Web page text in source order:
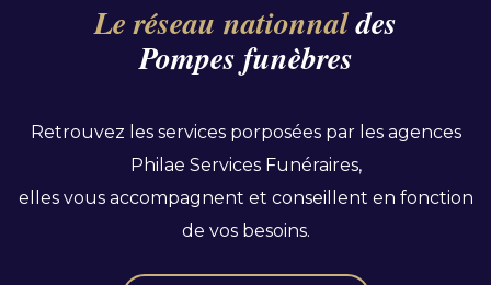
Le réseau nationnaldes
Pompes funèbres
Retrouvez les services porposées par les agences
Philae Services Funéraires,
elles vous accompagnent et conseillent en fonction
de vos besoins.